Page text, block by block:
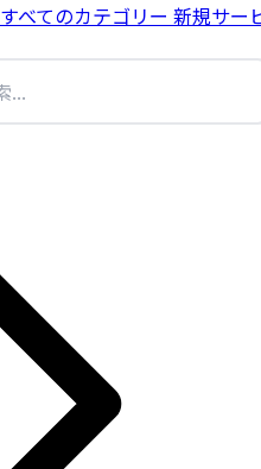
すべてのカテゴリー 新規サー